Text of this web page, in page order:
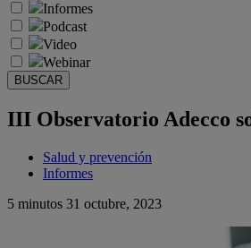
Informes
Podcast
Video
Webinar
BUSCAR
III Observatorio Adecco
Salud y prevención
Informes
5 minutos 31 octubre, 2023